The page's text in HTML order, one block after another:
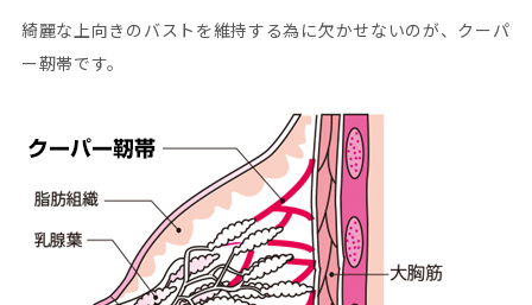
綺麗な上向きのバストを維持する為に欠かせないのが、クーパ
ー靭帯です。